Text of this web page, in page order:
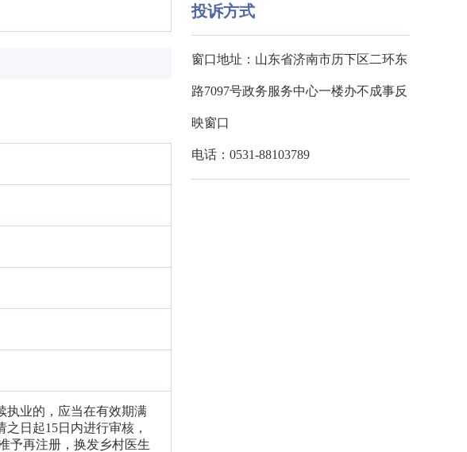
执业的，应当在有效期满
日起15日内进行审核，
予再注册，换发乡村医生
投诉方式
窗口地址：山东省济南市历下区二环东
路7097号政务服务中心一楼办不成事反
映窗口
电话：0531-88103789